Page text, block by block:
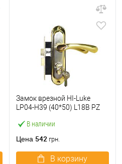
В наличии
Замок врезной HI-Luke
LP04-H39 (40*50) L18B PZ
Цена 542 грн.
В корзину